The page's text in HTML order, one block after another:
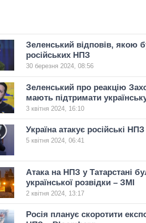
Зеленський відповів, якою
російських НПЗ
30 березня 2024, 08:56
Зеленський про реакцію
мають підтримати
3 квітня 2024, 16:10
Україна атакує російські
5 квітня 2024, 06:41
Атака на НПЗ у Татарстані
української розвідки – ЗМІ
2 квітня 2024, 13:17
Росія планує скоротити